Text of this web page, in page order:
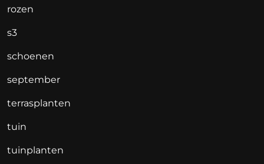
rozen
s3
schoenen
september
terrasplanten
tuin
tuinplanten